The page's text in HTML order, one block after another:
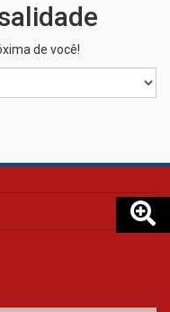
de você!